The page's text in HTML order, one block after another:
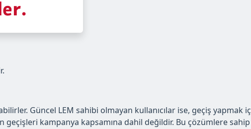
Güncel LEM sahibi olmayan kullanıcılar ise, geçiş yapmak
kampanya kapsamına dahil değildir. Bu çözümlere